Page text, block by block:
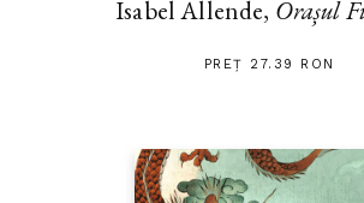
Isabel Allende, Orașul
PREȚ 27.39 RON